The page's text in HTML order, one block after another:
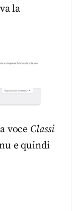
la
voce Classi
e quindi